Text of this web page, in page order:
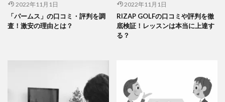
2022年11月1日
「パームス」の口コミ・評判を調
査！激安の理由とは？
2022年11月1日
RIZAP GOLFの口コミや評判を徹
底検証！レッスンは本当に上達す
る？